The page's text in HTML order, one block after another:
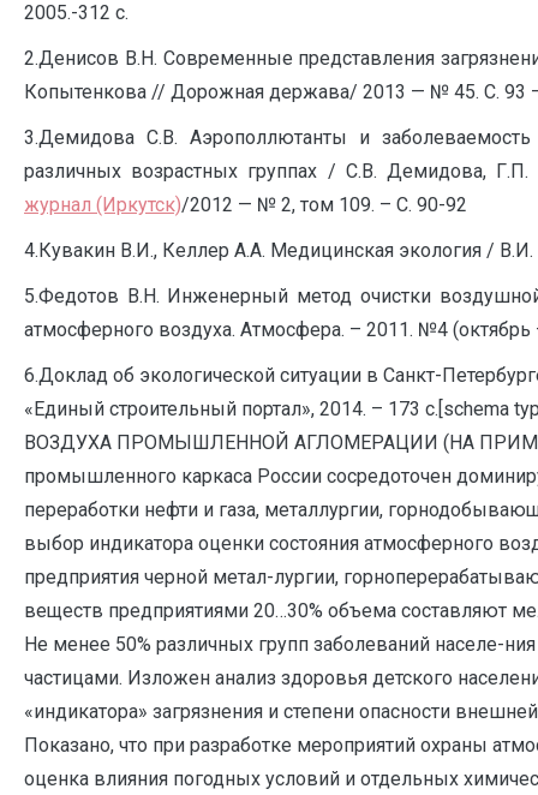
2005.-312 с.
2.Денисов В.Н. Современные представления
Копытенкова // Дорожная держава/ 2013 — № 45. С. 93
3.Демидова С.В. Аэрополлютанты и
различных возрастных группах / С.В. Демидова,
журнал (Иркутск)/2012 — № 2, том 109. – С. 90-92
4.Кувакин В.И., Келлер А.А. Медицинская экология /
5.Федотов В.Н. Инженерный метод очистки
атмосферного воздуха. Атмосфера. – 2011. №4
6.Доклад об экологической ситуации в Санкт-
«Единый строительный портал», 2014. – 173
ВОЗДУХА ПРОМЫШЛЕННОЙ АГЛОМЕРАЦИИ (НА
промышленного каркаса России сосредоточен
переработки нефти и газа, металлургии,
выбор индикатора оценки состояния атмосферного
предприятия черной метал-лургии,
веществ предприятиями 20…30% объема составляют
Не менее 50% различных групп заболеваний населе-
частицами. Изложен анализ здоровья детского
«индикатора» загрязнения и степени опасности
Показано, что при разработке мероприятий охраны
оценка влияния погодных условий и отдельных